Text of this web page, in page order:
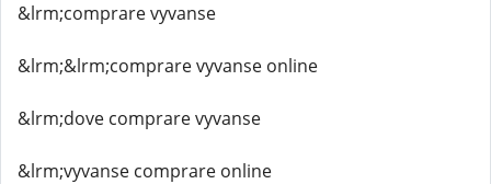
&lrm;comprare vyvanse
&lrm;&lrm;comprare vyvanse online
&lrm;dove comprare vyvanse
&lrm;vyvanse comprare online